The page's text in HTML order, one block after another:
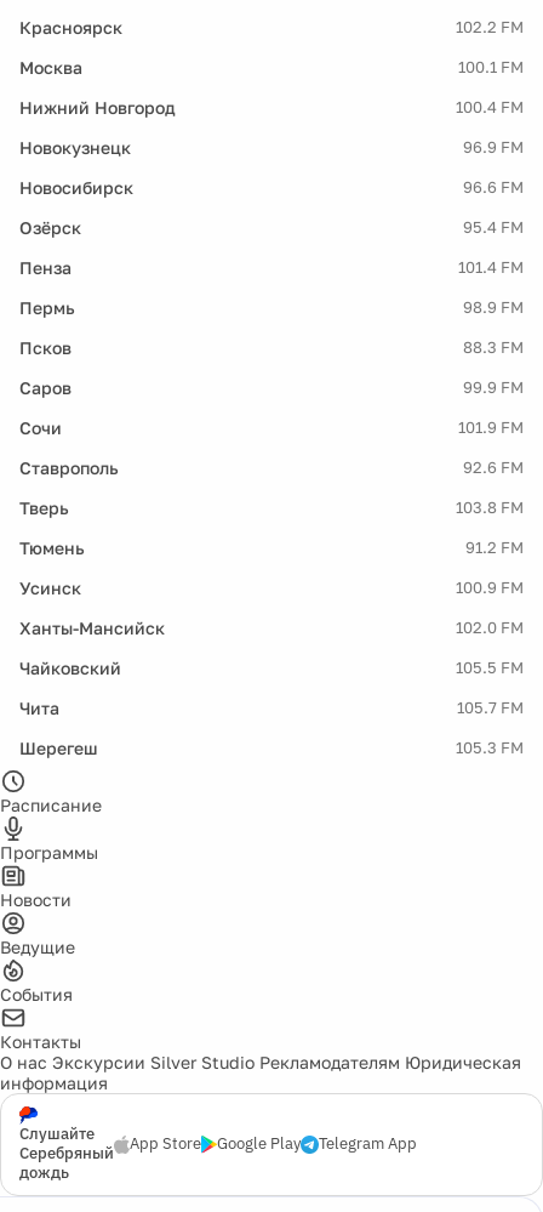
Красноярск 102.2 FM
Москва 100.1 FM
Нижний Новгород 100.4 FM
Новокузнецк 96.9 FM
Новосибирск 96.6 FM
Озёрск 95.4 FM
Пенза 101.4 FM
Пермь 98.9 FM
Псков 88.3 FM
Саров 99.9 FM
Сочи 101.9 FM
Ставрополь 92.6 FM
Тверь 103.8 FM
Тюмень 91.2 FM
Усинск 100.9 FM
Ханты-Мансийск 102.0 FM
Чайковский 105.5 FM
Чита 105.7 FM
Шерегеш 105.3 FM
Расписание
Программы
Новости
Ведущие
События
Контакты
О нас Экскурсии Silver Studio Рекламодателям Юридическая
информация
Слушайте
Серебряный
дождь
App Store Google Play Telegram App